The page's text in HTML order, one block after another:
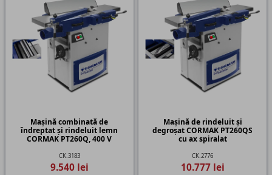
Mașină combinată de
îndreptat și rindeluit lemn
CORMAK PT260Q, 400 V
CK.3183
9.540 lei
Mașină de rindeluit și
degroșat CORMAK PT260QS
cu ax spiralat
CK.2776
10.777 lei